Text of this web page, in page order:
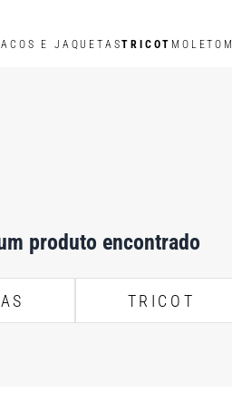
E JAQUETASTRICOT MOLETOM
produto encontrado
TRICOT